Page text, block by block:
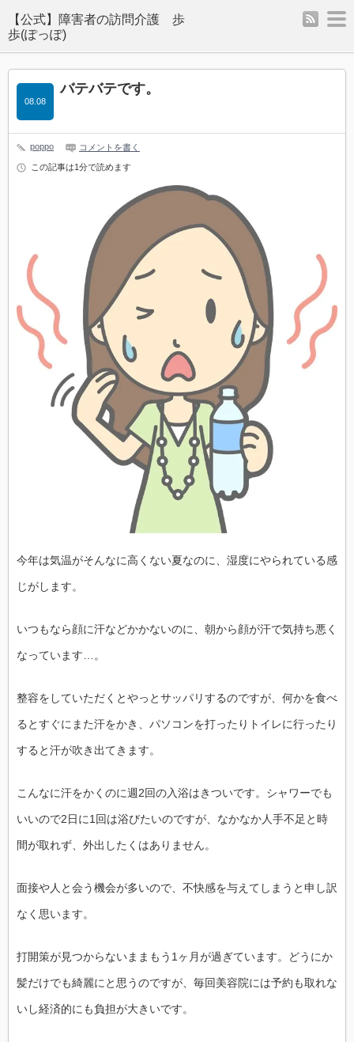
rss
バテバテです。
08.08
poppo コメントを書く
この記事は1分で読めます
今年は気温がそんなに高くない夏なのに、湿度にやられている感
じがします。
いつもなら顔に汗などかかないのに、朝から顔が汗で気持ち悪く
なっています…。
整容をしていただくとやっとサッパリするのですが、何かを食べ
るとすぐにまた汗をかき、パソコンを打ったりトイレに行ったり
すると汗が吹き出てきます。
こんなに汗をかくのに週2回の入浴はきついです。シャワーでも
いいので2日に1回は浴びたいのですが、なかなか人手不足と時
間が取れず、外出したくはありません。
面接や人と会う機会が多いので、不快感を与えてしまうと申し訳
なく思います。
打開策が見つからないままもう1ヶ月が過ぎています。どうにか
髪だけでも綺麗にと思うのですが、毎回美容院には予約も取れな
いし経済的にも負担が大きいです。